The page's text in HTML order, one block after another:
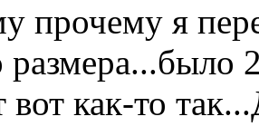
прочему я
размера...было
вот как-то